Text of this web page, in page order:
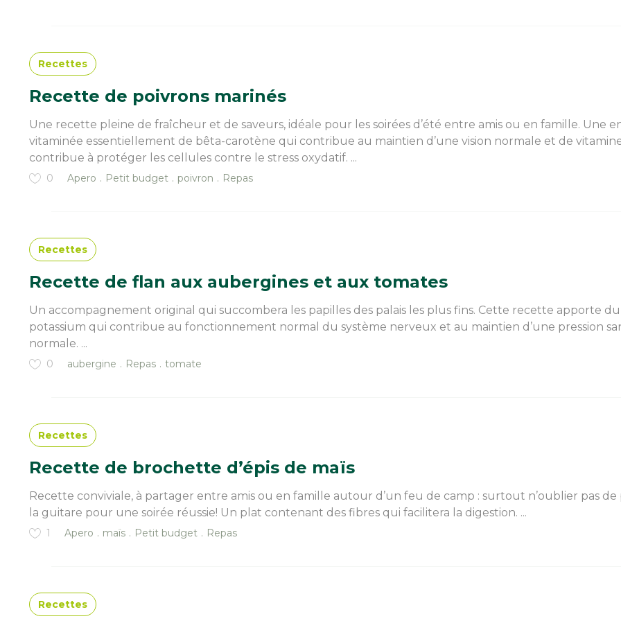
Recettes
Recette de poivrons marinés
Une recette pleine de fraîcheur et de saveurs, idéale pour les soirées d’été entre amis ou en famille. Une
vitaminée essentiellement de bêta-carotène qui contribue au maintien d’une vision normale et de
contribue à protéger les cellules contre le stress oxydatif. ...
0 Apero Petit budget poivron Repas
Recettes
Recette de flan aux aubergines et aux tomates
Un accompagnement original qui succombera les papilles des palais les plus fins. Cette recette apporte du
potassium qui contribue au fonctionnement normal du système nerveux et au maintien d’une pression
normale. ...
0 aubergine Repas tomate
Recettes
Recette de brochette d’épis de maïs
Recette conviviale, à partager entre amis ou en famille autour d’un feu de camp : surtout n’oublier pas
la guitare pour une soirée réussie! Un plat contenant des fibres qui facilitera la digestion. ...
1 Apero maïs Petit budget Repas
Recettes